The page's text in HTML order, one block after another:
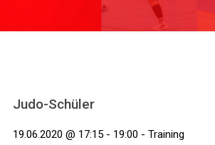
Judo-Schüler
19.06.2020 @ 17:15 - 19:00 - Training